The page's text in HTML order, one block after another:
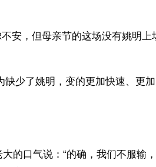
安，但母亲节的这场没有姚明上
缺少了姚明，变的更加快速、更
的口气说：“的确，我们不服输